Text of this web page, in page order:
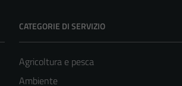
CATEGORIE DI SERVIZIO
Agricoltura e pesca
Ambiente